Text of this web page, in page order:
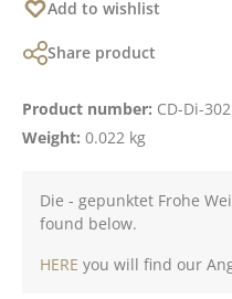
Add to wishlist
Share product
Product number: CD-Di-302
Weight: 0.022 kg
Die - gepunktet Frohe
found below.
HERE you will find our